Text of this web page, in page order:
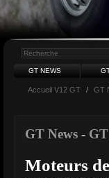
GT NEWS
Accueil V12 GT / GT
GT News -
Moteurs